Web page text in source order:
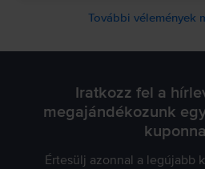
További vélemények
Iratkozz fel a
megajándékozunk
Értesülj azonnal a legújabb